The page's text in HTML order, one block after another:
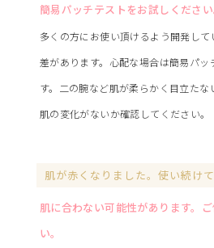
簡易パッチテストをお試しください
多くの方にお使い頂けるよう開発し
差があります。心配な場合は簡易パ
す。二の腕など肌が柔らかく目立たな
肌の変化がないか確認してください。
肌が赤くなりました。使い続け
肌に合わない可能性があります。
い。